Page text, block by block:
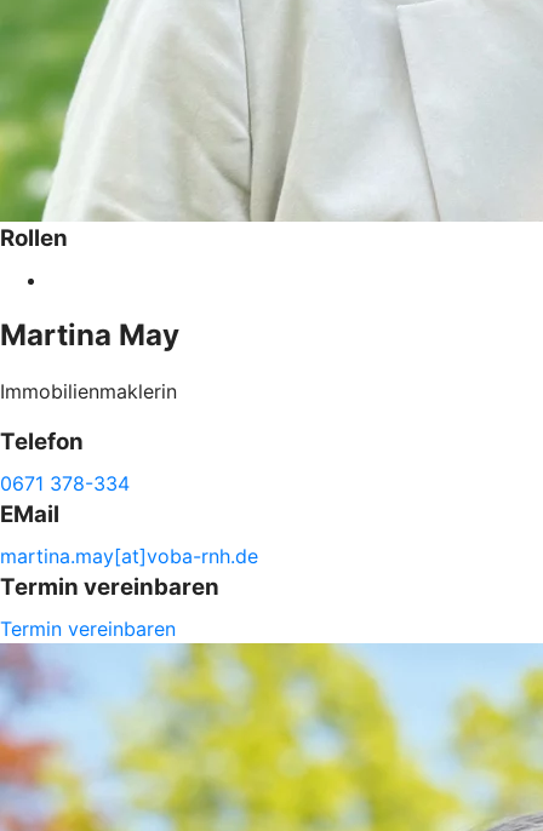
Rollen
Martina May
Immobilienmaklerin
Telefon
0671 378-334
EMail
martina.may[at]voba-rnh.de
Termin vereinbaren
Termin vereinbaren